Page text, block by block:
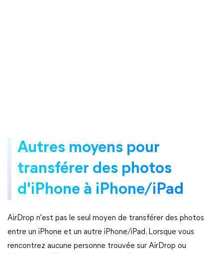
Autres moyens pour
transférer des photos
d'iPhone à iPhone/iPad
AirDrop n'est pas le seul moyen de transférer des photos
entre un iPhone et un autre iPhone/iPad. Lorsque vous
rencontrez aucune personne trouvée sur AirDrop ou